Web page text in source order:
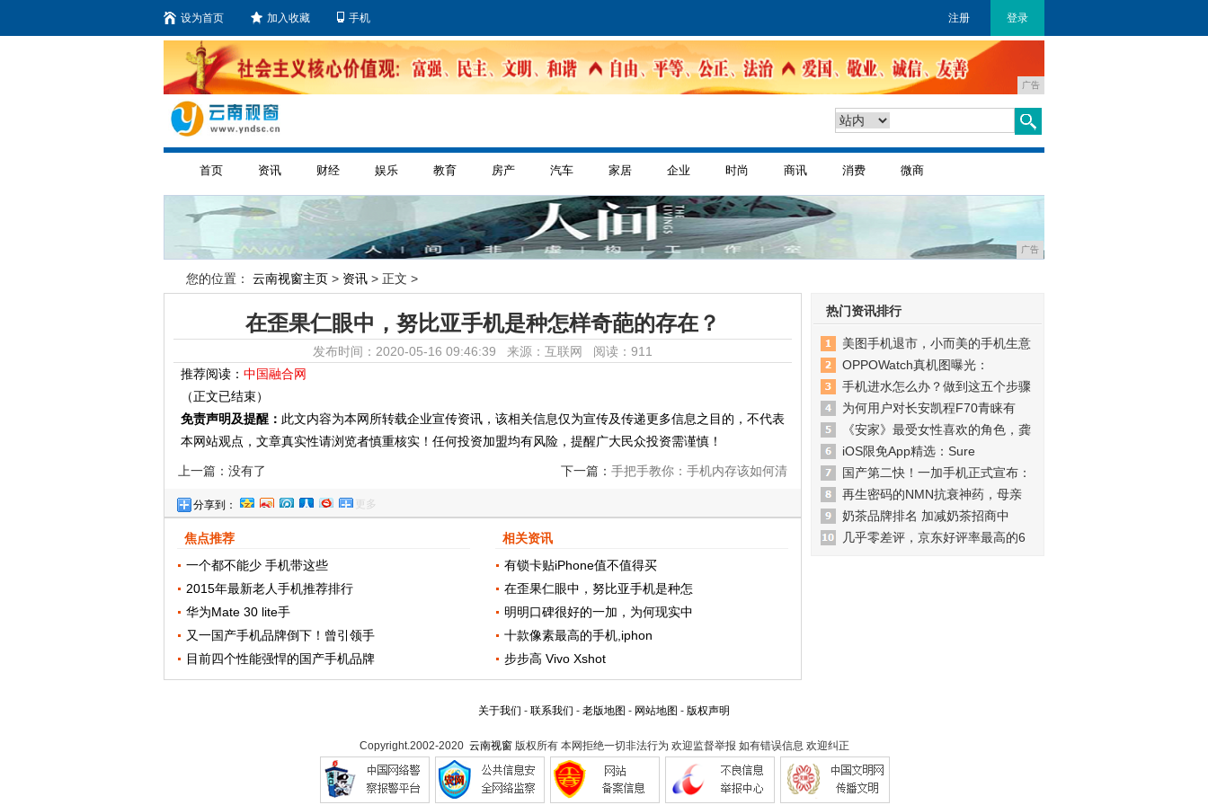
设为首页 加入收藏 手机 注册 登录
广告
首页 资讯 财经 娱乐 教育 房产 汽车 家居 企业 时尚 商讯 消费 微商
广告
您的位置： 云南视窗主页 > 资讯 > 正文 >
在歪果仁眼中，努比亚手机是种怎样奇葩的存在？
发布时间：2020-05-16 09:46:39 来源：互联网 阅读：911
推荐阅读： 中国融合网
（正文已结束）
免责声明及提醒： 此文内容为本网所转载企业宣传资讯，该相关信息仅为宣传及传递更多信息之目的，不代表
本网站观点，文章真实性请浏览者慎重核实！任何投资加盟均有风险，提醒广大民众投资需谨慎！
上一篇：没有了 下一篇： 手把手教你：手机内存该如何清
分享到： 更多
焦点推荐
一个都不能少 手机带这些
2015年最新老人手机推荐排行
华为Mate 30 lite手
又一国产手机品牌倒下！曾引领手
目前四个性能强悍的国产手机品牌
相关资讯
有锁卡贴iPhone值不值得买
在歪果仁眼中，努比亚手机是种怎
明明口碑很好的一加，为何现实中
十款像素最高的手机,iphon
步步高 Vivo Xshot
热门资讯排行
美图手机退市，小而美的手机生意
OPPOWatch真机图曝光：
手机进水怎么办？做到这五个步骤
为何用户对长安凯程F70青睐有
《安家》最受女性喜欢的角色，龚
iOS限免App精选：Sure
国产第二快！一加手机正式宣布：
再生密码的NMN抗衰神药，母亲
奶茶品牌排名 加减奶茶招商中
几乎零差评，京东好评率最高的6
关于我们 - 联系我们 - 老版地图 - 网站地图 - 版权声明
Copyright.2002-2020 云南视窗版权所有 本网拒绝一切非法行为 欢迎监督举报 如有错误信息 欢迎纠正